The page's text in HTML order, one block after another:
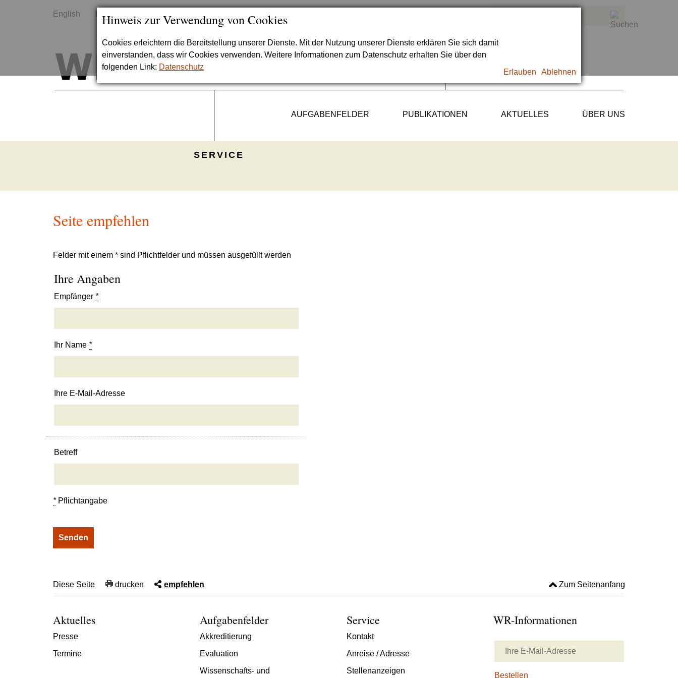
Hinweis zur Verwendung von Cookies
Cookies erleichtern die Bereitstellung unserer Dienste. Mit der Nutzung unserer Dienste erklären Sie sich damit
einverstanden, dass wir Cookies verwenden. Weitere Informationen zum Datenschutz erhalten Sie über den
folgenden Link: Datenschutz
Erlauben Ablehnen
English
AUFGABENFELDER PUBLIKATIONEN AKTUELLES ÜBER UNS
SERVICE
Seite empfehlen
Felder mit einem * sind Pflichtfelder und müssen ausgefüllt werden
Ihre Angaben
Empfänger *
Ihr Name *
Ihre E-Mail-Adresse
Betreff
*Pflichtangabe
Diese Seite drucken empfehlen Zum Seitenanfang
Aktuelles
Presse
Termine
Aufgabenfelder
Akkreditierung
Evaluation
Wissenschafts- und
Service
Kontakt
Anreise / Adresse
Stellenanzeigen
WR-Informationen